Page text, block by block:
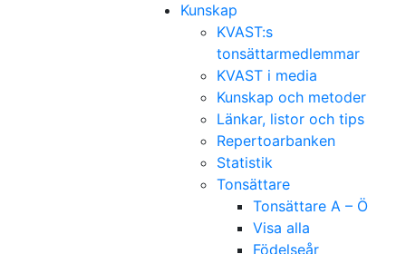
Kunskap
KVAST:s
tonsättarmedlemmar
KVAST i media
Kunskap och metoder
Länkar, listor och tips
Repertoarbanken
Statistik
Tonsättare
Tonsättare A – Ö
Visa alla
Födelseår